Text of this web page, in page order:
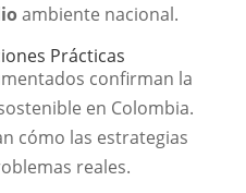
ambiente nacional.
Prácticas
confirman la
en Colombia.
cómo las estrategias
reales.